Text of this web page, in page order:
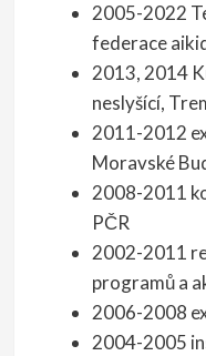
2005-2022
federace
2013, 2014
neslyšící,
2011-2012
Moravské
2008-2011
PČR
2002-2011
programů a
2006-2008
2004-2005